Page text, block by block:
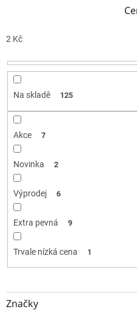
p
o
2 Kč
Na skladě 125
Akce 7
Novinka 2
Výprodej 6
Extra pevná 9
Trvale nízká cena 1
Značky